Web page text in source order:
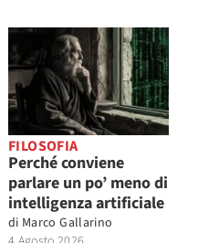
FILOSOFIA
Perché conviene
parlare un po’ meno di
intelligenza artificiale
di Marco Gallarino